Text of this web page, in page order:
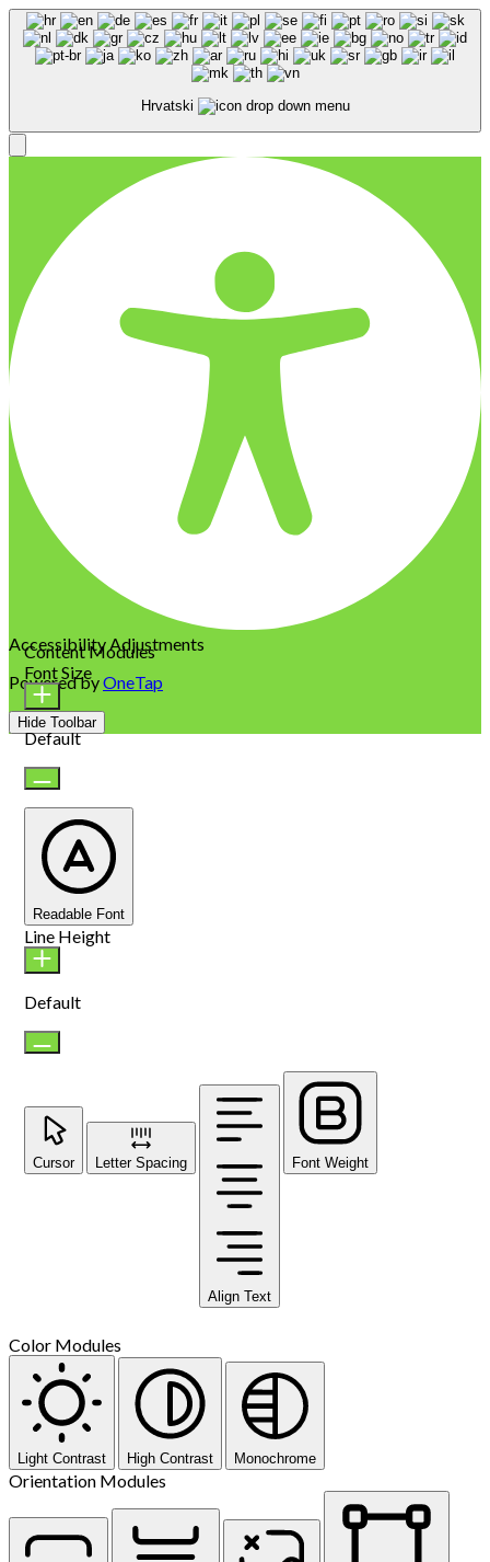
Hrvatski
Accessibility Adjustments
Powered byOneTap
Hide Toolbar
Content Modules
Font Size
Default
Readable Font
Line Height
Default
Cursor Letter Spacing
Align Text
Font Weight
Color Modules
Light Contrast High Contrast Monochrome
Orientation Modules